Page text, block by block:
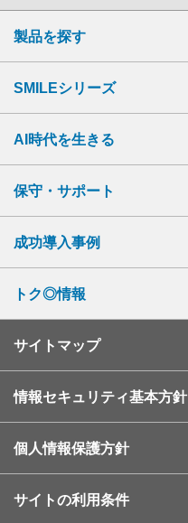
製品を探す
SMILEシリーズ
AI時代を生きる
保守・サポート
成功導入事例
トク◎情報
サイトマップ
情報セキュリティ基本方針
個人情報保護方針
サイトの利用条件